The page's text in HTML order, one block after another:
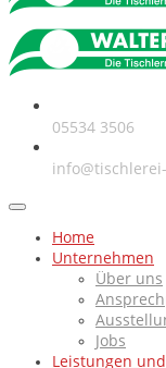
05534 3506
Home
Unternehmen
Über uns
Jobs
Leistungen